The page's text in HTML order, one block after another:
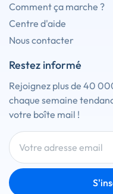
Comment ça marche ?
Centre d'aide
Nous contacter
Restez informé
Rejoignez plus de 40
chaque semaine
votre boîte mail !